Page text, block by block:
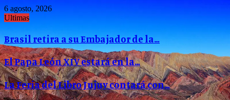
6 agosto, 2026
Ultimas
Brasil retira a su Embajador de la…
El Papa León XIV estará en la…
La Feria del Libro Jujuy contará con…